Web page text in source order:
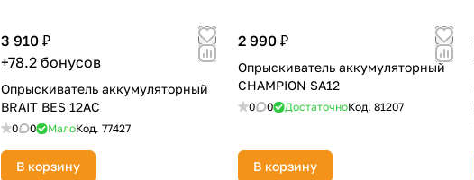
3 910 ₽
+78.2 бонусов
Опрыскиватель аккумуляторный
BRAIT BES 12АС
0 0 МалоКод. 77427
В корзину
2 990 ₽
Опрыскиватель аккумуляторный
CHAMPION SA12
0 0 ДостаточноКод. 81207
В корзину
Оплачивайте сегодня только
% картой любого банка
Получайте товарвыбранный способом